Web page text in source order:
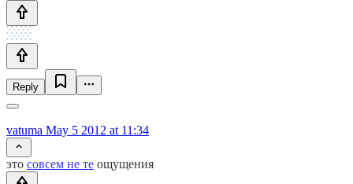
Reply
vatuma May 5 2012 at 11:34
это совсем не те ощущения